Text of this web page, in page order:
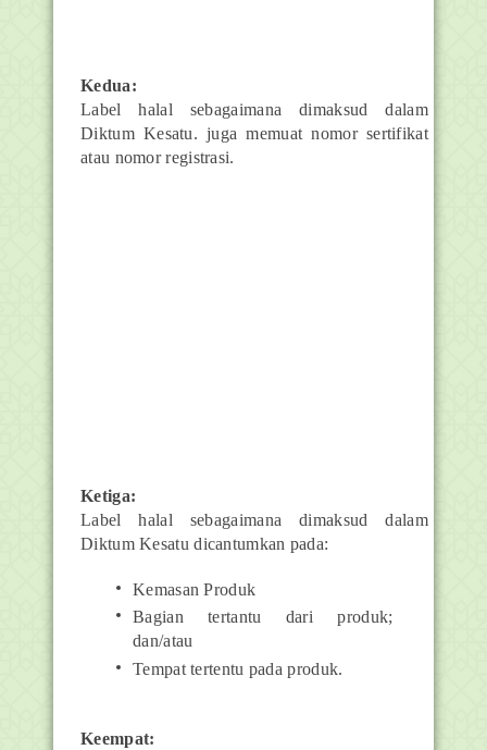
Kedua:
Label halal sebagaimana dimaksud dalam
Diktum Kesatu. juga memuat nomor sertifikat
atau nomor registrasi.
Ketiga:
Label halal sebagaimana dimaksud dalam
Diktum Kesatu dicantumkan pada:
Kemasan Produk
Bagian tertantu dari produk;
dan/atau
Tempat tertentu pada produk.
Keempat: